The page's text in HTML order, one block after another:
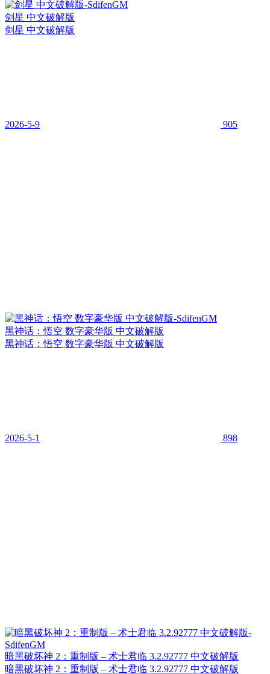
剑星 中文破解版
剑星 中文破解版
2026-5-9 905
黑神话：悟空 数字豪华版 中文破解版
黑神话：悟空 数字豪华版 中文破解版
2026-5-1 898
暗黑破坏神 2：重制版 – 术士君临 3.2.92777 中文破解版
暗黑破坏神 2：重制版 – 术士君临 3.2.92777 中文破解版